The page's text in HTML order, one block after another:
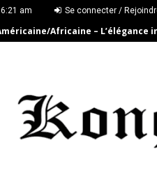
am Se connecter /
Africaine – L’élégance